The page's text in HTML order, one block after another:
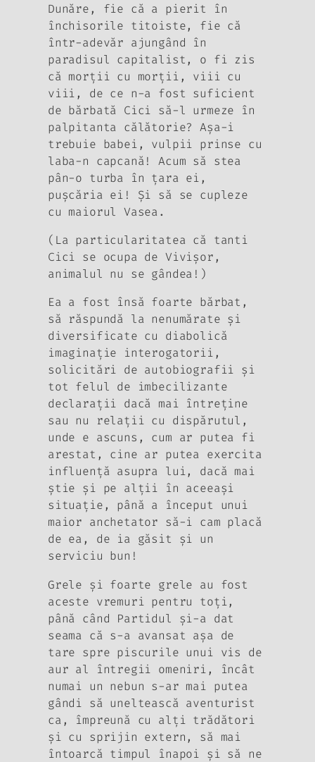
Dunăre, fie că a pierit în
închisorile titoiste, fie că
într-adevăr ajungând în
paradisul capitalist, o fi zis
că morţii cu morţii, viii cu
viii, de ce n-a fost suficient
de bărbată Cici să-l urmeze în
palpitanta călătorie? Aşa-i
trebuie babei, vulpii prinse cu
laba-n capcană! Acum să stea
pân-o turba în ţara ei,
puşcăria ei! Şi să se cupleze
cu maiorul Vasea.
(La particularitatea că tanti
Cici se ocupa de Vivişor,
animalul nu se gândea!)
Ea a fost însă foarte bărbat,
să răspundă la nenumărate şi
diversificate cu diabolică
imaginaţie interogatorii,
solicitări de autobiografii şi
tot felul de imbecilizante
declaraţii dacă mai întreţine
sau nu relaţii cu dispărutul,
unde e ascuns, cum ar putea fi
arestat, cine ar putea exercita
influenţă asupra lui, dacă mai
ştie şi pe alţii în aceeaşi
situaţie, până a început unui
maior anchetator să-i cam placă
de ea, de ia găsit şi un
serviciu bun!
Grele şi foarte grele au fost
aceste vremuri pentru toţi,
până când Partidul şi-a dat
seama că s-a avansat aşa de
tare spre piscurile unui vis de
aur al întregii omeniri, încât
numai un nebun s-ar mai putea
gândi să uneltească aventurist
ca, împreună cu alţi trădători
şi cu sprijin extern, să mai
întoarcă timpul înapoi şi să ne